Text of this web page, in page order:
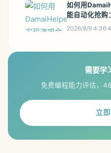
如何用
能自动化抢购
2026/8/9
需要学
免费编程能力评估，
立